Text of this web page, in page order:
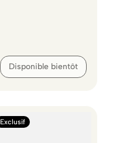
Disponible bientôt
Exclusif